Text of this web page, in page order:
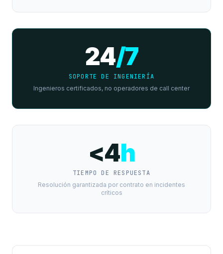
24/7
SOPORTE DE INGENIERÍA
Ingenieros certificados, no operadores de call center
<4h
TIEMPO DE RESPUESTA
Resolución garantizada por contrato en incidentes
críticos